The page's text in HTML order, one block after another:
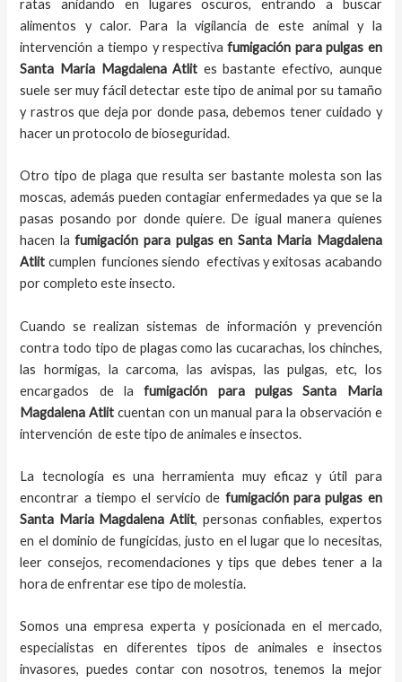
ratas anidando en lugares oscuros, entrando a buscar
alimentos y calor. Para la vigilancia de este animal y la
intervención a tiempo y respectivafumigación para pulgas en
Santa Maria Magdalena Atlit es bastante efectivo, aunque
suele ser muy fácil detectar este tipo de animal por su tamaño
y rastros que deja por donde pasa, debemos tener cuidado y
hacer un protocolo de bioseguridad.
Otro tipo de plaga que resulta ser bastante molesta son las
moscas, además pueden contagiar enfermedades ya que se la
pasas posando por donde quiere. De igual manera quienes
hacen lafumigación para pulgas en Santa Maria Magdalena
Atlit cumplen funciones siendo efectivas y exitosas acabando
por completo este insecto.
Cuando se realizan sistemas de información y prevención
contra todo tipo de plagas como las cucarachas, los chinches,
las hormigas, la carcoma, las avispas, las pulgas, etc, los
encargados de lafumigación para pulgas Santa Maria
Magdalena Atlit cuentan con un manual para la observación e
intervención de este tipo de animales e insectos.
La tecnología es una herramienta muy eficaz y útil para
encontrar a tiempo el servicio de fumigación para pulgas en
Santa Maria Magdalena Atlit, personas confiables, expertos
en el dominio de fungicidas, justo en el lugar que lo necesitas,
leer consejos, recomendaciones y tips que debes tener a la
hora de enfrentar ese tipo de molestia.
Somos una empresa experta y posicionada en el mercado,
especialistas en diferentes tipos de animales e insectos
invasores, puedes contar con nosotros, tenemos la mejor